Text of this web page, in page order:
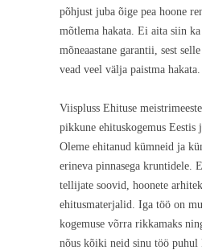
põhjust juba õige pea hoone
mõtlema hakata. Ei aita siin
mõneaastane garantii, sest
vead veel välja paistma hakata.
Viispluss Ehituse
pikkune ehituskogemus Eestis
Oleme ehitanud kümneid ja
erineva pinnasega kruntidele.
tellijate soovid, hoonete
ehitusmaterjalid. Iga töö on
kogemuse võrra rikkamaks
nõus kõiki neid sinu töö puhul